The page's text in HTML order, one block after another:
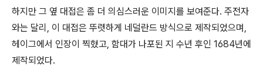
하지만 그 옆 대접은 좀 더 의심스러운 이미지를 보여준다. 주전자
와는 달리, 이 대접은 뚜렷하게 네덜란드 방식으로 제작되었으며,
헤이그에서 인장이 찍혔고, 함대가 나포된 지 수년 후인 1684년에
제작되었다.